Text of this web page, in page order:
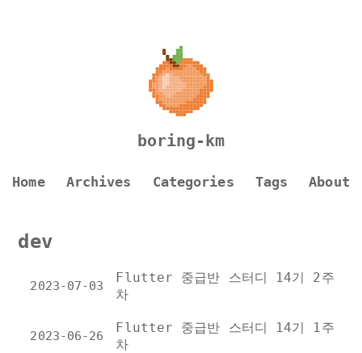
boring-km
Home Archives Categories Tags About
dev
2023-07-03
Flutter 중급반 스터디 14기 2주
차
2023-06-26
Flutter 중급반 스터디 14기 1주
차